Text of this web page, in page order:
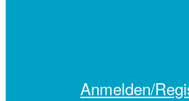
Anmelden/